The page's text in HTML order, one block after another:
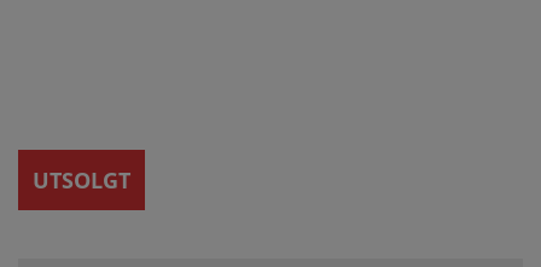
UTSOLGT